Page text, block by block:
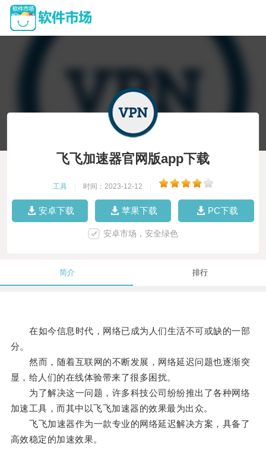
飞飞加速器官网版app下载
工具 时间：2023-12-12
安卓下载 苹果下载 PC下载
安卓市场，安全绿色
简介 排行
在如今信息时代，网络已成为人们生活不可或缺的一部
分。
然而，随着互联网的不断发展，网络延迟问题也逐渐突
显，给人们的在线体验带来了很多困扰。
为了解决这一问题，许多科技公司纷纷推出了各种网络
加速工具，而其中以飞飞加速器的效果最为出众。
飞飞加速器作为一款专业的网络延迟解决方案，具备了
高效稳定的加速效果。